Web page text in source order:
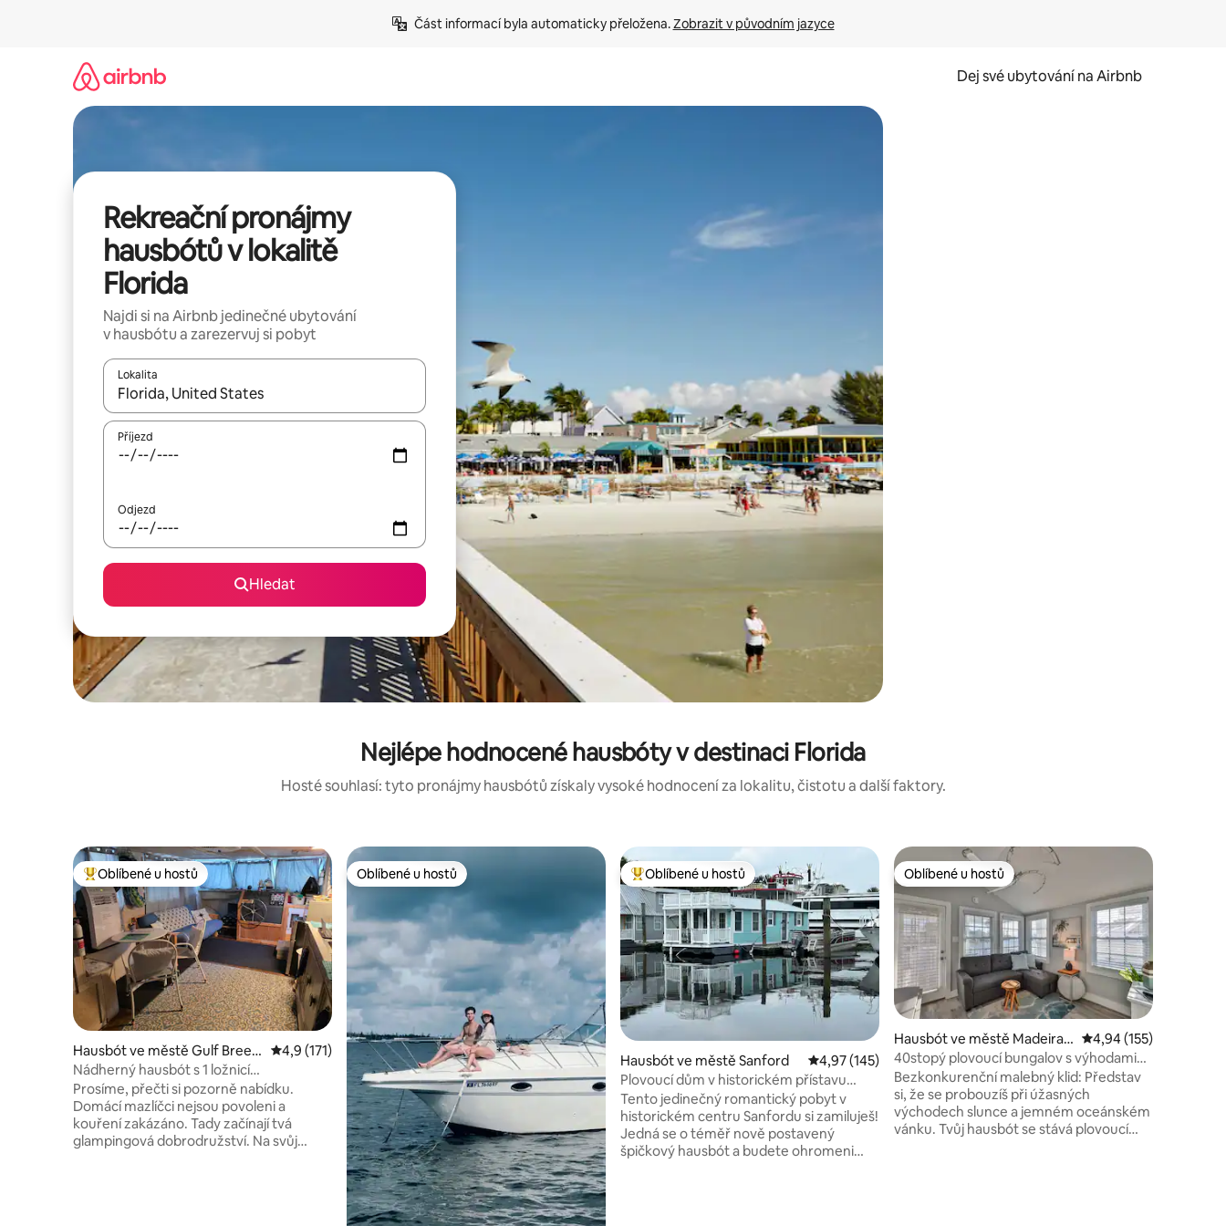
Část informací byla automaticky přeložena. Zobrazit v původním jazyce
Dej své ubytování na Airbnb
Rekreační pronájmy
hausbótů v lokalitě
Florida
Najdi si na Airbnb jedinečné ubytování
v hausbótu a zarezervuj si pobyt
Lokalita
Až budou výsledky k dispozici, můžeš si je procházet pomocí šipek nahoru a dolů, dotykem nebo přejetím prstem.
Příjezd
Odjezd
Hledat
Nejlépe hodnocené hausbóty v destinaci Florida
Hosté souhlasí: tyto pronájmy hausbótů získaly vysoké hodnocení za lokalitu, čistotu a další faktory.
Nejlepší v kategorii Oblíbené u hostů
Oblíbené u hostů
Hausbót ve městě Gulf Breez
e
Průměrné hodnocení 4,9 z 5, 171 hodnocení
4,9 (171)
Nádherný hausbót s 1 ložnicí
a bezplatným parkováním.
Prosíme, přečti si pozorně nabídku.
Domácí mazlíčci nejsou povoleni a
kouření zakázáno. Tady začínají tvá
glampingová dobrodružství. Na svůj
Oblíbené u hostů
Oblíbené u hostů Nejlepší v kategorii Oblíbené u hostů
Oblíbené u hostů
Hausbót ve městě Sanford Průměrné hodnocení 4,97 z 5, 145 hodnocení
4,97 (145)
Plovoucí dům v historickém přístavu
v centru Sanfordu
Tento jedinečný romantický pobyt v
historickém centru Sanfordu si zamiluješ!
Jedná se o téměř nově postavený
špičkový hausbót a budete ohromeni
Oblíbené u hostů
Oblíbené u hostů
Hausbót ve městě Madeira B
each
Průměrné hodnocení
4,94 (155)
40stopý plovoucí bungalov s výhodami
rezortu
Bezkonkurenční malebný klid: Představ
si, že se probouzíš při úžasných
východech slunce a jemném oceánském
vánku. Tvůj hausbót se stává plovoucí